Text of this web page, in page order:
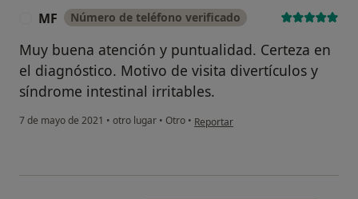
MF Número de teléfono verificado
Muy buena atención y puntualidad. Certeza en
el diagnóstico. Motivo de visita divertículos y
síndrome intestinal irritables.
7 de mayo de 2021 • otro lugar • Otro • en opinión del usuario MF
Reportar
o chatbot de IA para hablar
sobre un tema emocional o
psicológico?
Sí, varias veces